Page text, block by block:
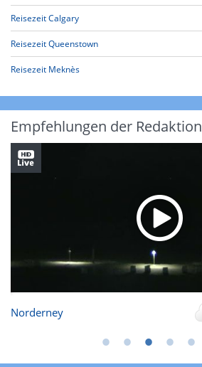
Reisezeit Calgary
Reisezeit Queenstown
Reisezeit Meknès
Empfehlungen der Redaktion
Norderney